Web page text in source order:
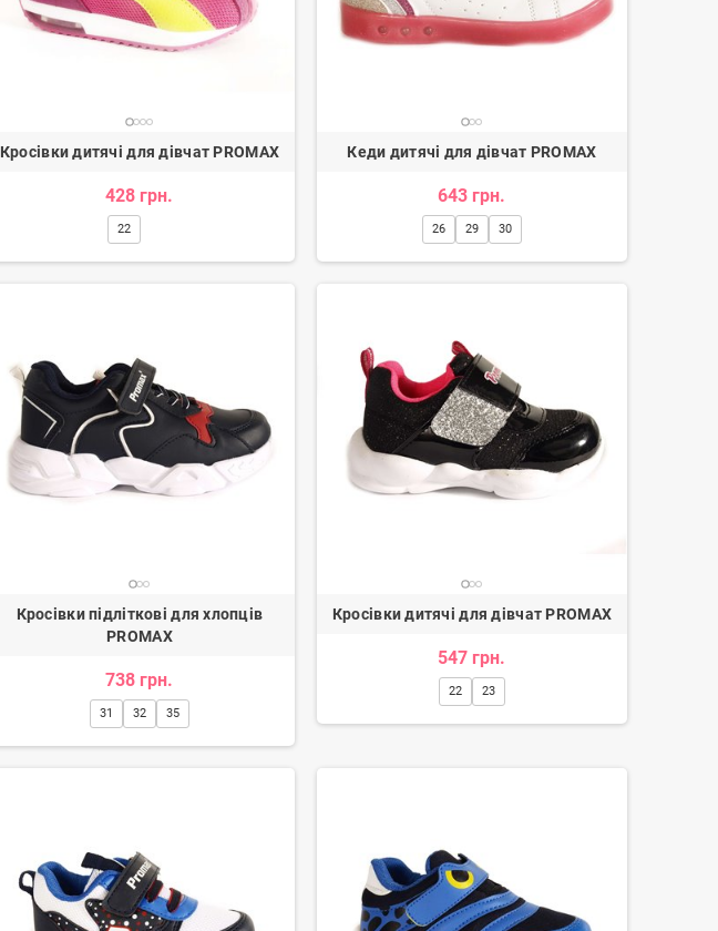
Кросівки дитячі для дівчат PROMAX
428 грн.
22
Кеди дитячі для дівчат PROMAX
643 грн.
26 29 30
Кросівки підліткові для хлопців
PROMAX
738 грн.
31 32 35
Кросівки дитячі для дівчат PROMAX
547 грн.
22 23